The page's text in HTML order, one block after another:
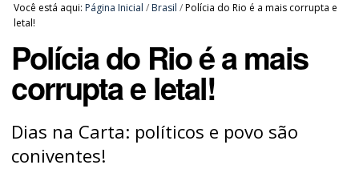
Você está aqui: Página Inicial / Brasil /Polícia do Rio é a mais corrupta e
letal!
Polícia do Rio é a mais
corrupta e letal!
Dias na Carta: políticos e povo são
coniventes!